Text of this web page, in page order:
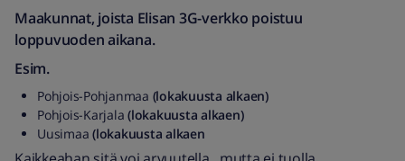
Maakunnat, joista Elisan 3G-verkko poistuu
loppuvuoden aikana.
Esim.
Pohjois-Pohjanmaa (lokakuusta alkaen)
Pohjois-Karjala (lokakuusta alkaen)
Uusimaa (lokakuusta alkaen